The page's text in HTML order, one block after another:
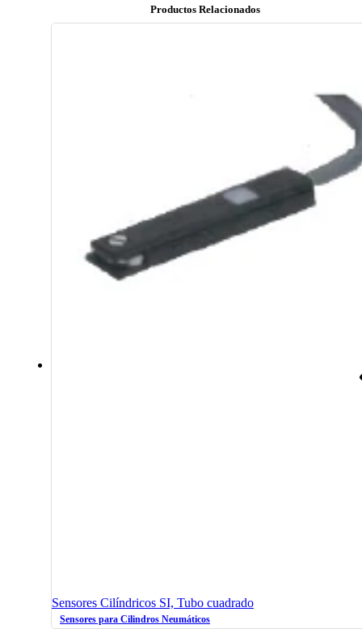
Productos Relacionados
Sensores Cilíndricos SI, Tubo cuadrado
Sensores para Cilindros Neumáticos